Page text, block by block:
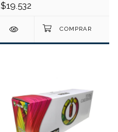
$19.532